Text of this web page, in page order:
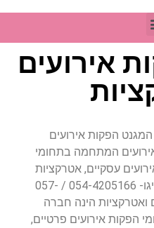
אירועים
054-4205166 / 057-9453283 המגנט הפקות אירועים
המתחמה בתחומי
עסקיים, אטרקציות
לאירועים ועוד. לאירוע מושלם חייגו- 054-4205166 / 057-
ואטרקציות הינה חברה
הפקות אירועים פרטיים,